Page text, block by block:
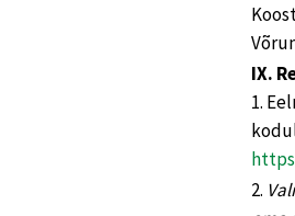
IX.
1.
2.